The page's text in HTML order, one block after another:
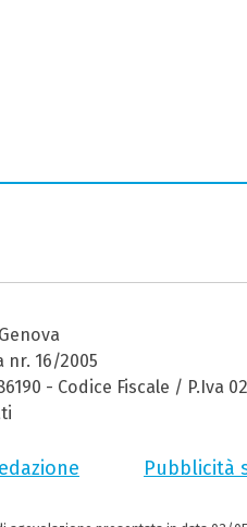
16/2005
- Codice Fiscale / P.Iva
Pubblicità